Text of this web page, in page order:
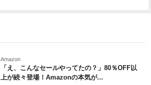
Amazon
「え、こんなセールやってたの？」80％OFF以
上が続々登場！Amazonの本気が...